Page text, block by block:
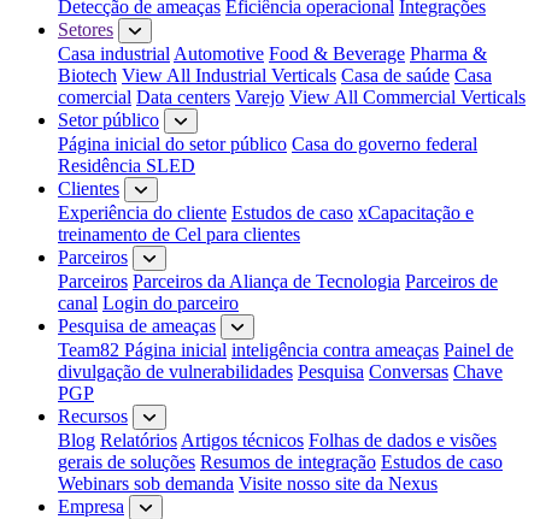
Detecção de ameaças Eficiência operacional Integrações
Setores
Casa industrial Automotive Food & Beverage Pharma &
Biotech View All Industrial Verticals Casa de saúde Casa
comercial Data centers Varejo View All Commercial Verticals
Setor público
Página inicial do setor público Casa do governo federal
Residência SLED
Clientes
Experiência do cliente Estudos de caso xCapacitação e
treinamento de Cel para clientes
Parceiros
Parceiros Parceiros da Aliança de Tecnologia Parceiros de
canal Login do parceiro
Pesquisa de ameaças
Team82 Página inicial inteligência contra ameaças Painel de
divulgação de vulnerabilidades Pesquisa Conversas Chave
PGP
Recursos
Blog Relatórios Artigos técnicos Folhas de dados e visões
gerais de soluções Resumos de integração Estudos de caso
Webinars sob demanda Visite nosso site da Nexus
Empresa